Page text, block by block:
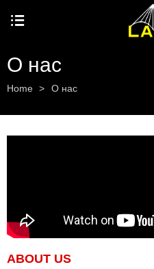
О нас
Home > О нас
ABOUT US